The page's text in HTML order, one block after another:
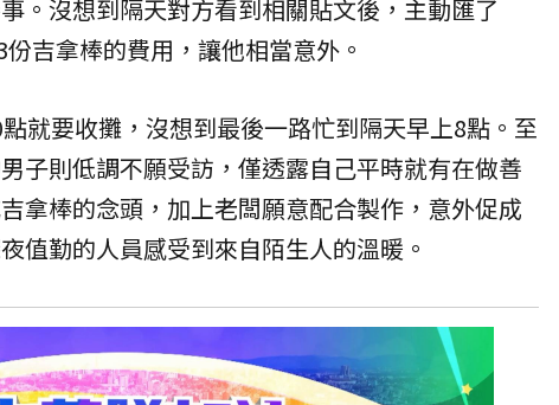
。沒想到隔天對方看到相關貼文後，主動匯了
吉拿棒的費用，讓他相當意外。
就要收攤，沒想到最後一路忙到隔天早上8點。至
子則低調不願受訪，僅透露自己平時就有在做善
拿棒的念頭，加上老闆願意配合製作，意外促成
值勤的人員感受到來自陌生人的溫暖。